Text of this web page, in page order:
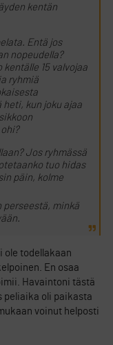
kentän
Entä jos
nopeudella?
15 valvojaa
ryhmiä
kun joku ajaa
Jos ryhmässä
tuo hidas
päin, kolme
perseestä, minkä
ole todellakaan
En osaa
Havaintoni tästä
peliaika oli paikasta
voinut helposti